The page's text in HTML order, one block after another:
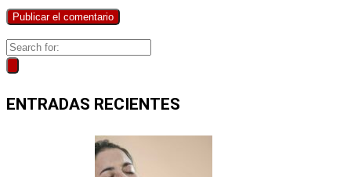
ENTRADAS RECIENTES